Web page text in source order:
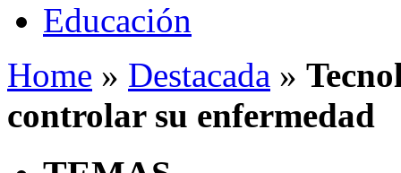
Educación
Home » Destacada »
controlar su enfermedad